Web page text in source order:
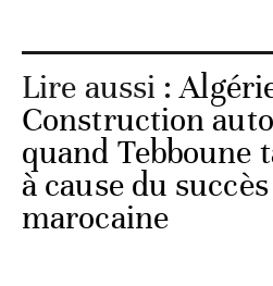
Lire aussi :
Construction
quand Tebboune
à cause du
marocaine